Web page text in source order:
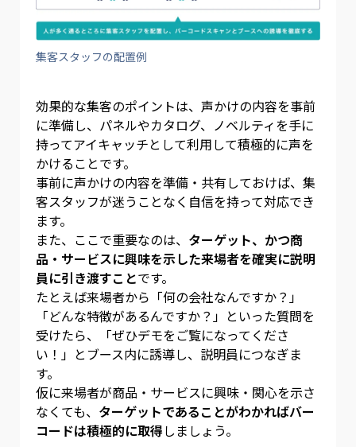
集客スタッフの配置例
効果的な集客のポイントは、声かけの内容を事前
に準備し、パネルやカタログ、ノベルティを手に
持ってアイキャッチとして利用して積極的に声を
かけることです。
事前に声かけの内容を準備・共有しておけば、集
客スタッフが迷うことなく自信を持って対応でき
ます。
また、ここで重要なのは、 ターゲット、かつ商
品・サービスに興味を示した来場者を確実に説明
員に引き渡すことです。
たとえば来場者から「何の会社なんですか？」
「どんな特徴があるんですか？」といった質問を
受けたら、「ぜひデモをご覧になってくださ
い！」とブース内に誘導し、説明員につなぎま
す。
仮に来場者が商品・サービスに興味・関心を示さ
なくても、 ターゲットであることがわかればバー
コードは積極的に取得しましょう。